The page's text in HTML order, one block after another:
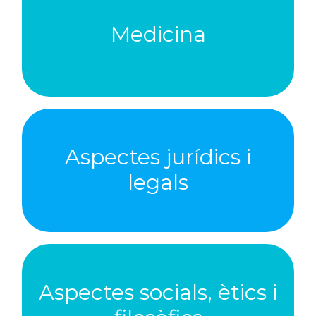
Medicina
Cerca a Polibuscador
Aspectes jurídics i
legals
ASPECTES JURÍDICS I
LEGALS
Cerca a Polibuscador
Aspectes socials, ètics i
Cerca a Polibuscador